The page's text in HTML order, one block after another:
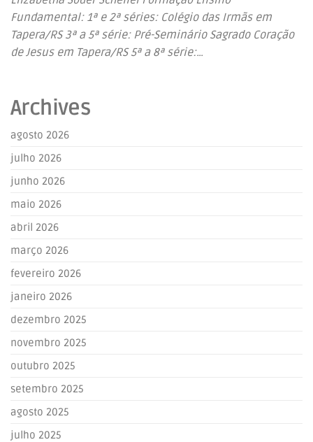
Fundamental: 1ª e 2ª séries: Colégio das Irmãs em
Tapera/RS 3ª a 5ª série: Pré-Seminário Sagrado Coração
de Jesus em Tapera/RS 5ª a 8ª série:…
Archives
agosto 2026
julho 2026
junho 2026
maio 2026
abril 2026
março 2026
fevereiro 2026
janeiro 2026
dezembro 2025
novembro 2025
outubro 2025
setembro 2025
agosto 2025
julho 2025